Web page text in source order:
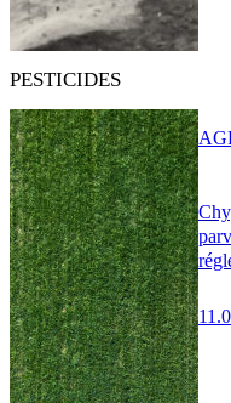
PESTICIDES